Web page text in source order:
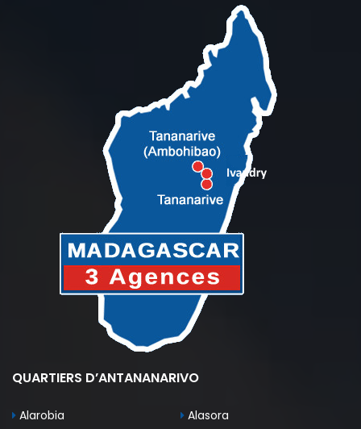
QUARTIERS D’ANTANANARIVO
Alarobia Alasora